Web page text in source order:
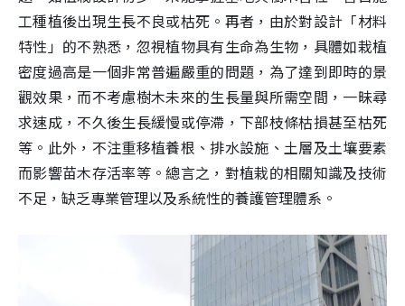
工種植後出現生長不良或枯死。再者，由於對設計「材料
特性」的不熟悉，忽視植物具有生命為生物，具體如栽植
密度過高是一個非常普遍嚴重的問題，為了達到即時的景
觀效果，而不考慮樹木未來的生長量與所需空間，一昧尋
求速成，不久後生長緩慢或停滯，下部枝條枯損甚至枯死
等。此外，不注重移植養根、排水設施、土層及土壤要素
而影響苗木存活率等。總言之，對植栽的相關知識及技術
不足，缺乏專業管理以及系統性的養護管理體系。